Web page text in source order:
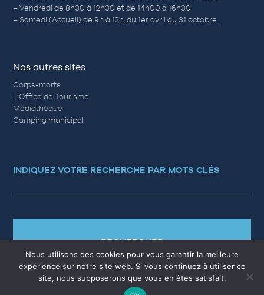
– Vendredi de 8h30 à 12h30 et de 14h00 à 16h30
– Samedi (Accueil) de 9h à 12h, du 1er avril au 31 octobre.
Nos autres sites
Corps-morts
L’Office de Tourisme
Médiathèque
Camping municipal
INDIQUEZ VOTRE RECHERCHE PAR MOTS CLÉS
RECHERCHER
Nous utilisons des cookies pour vous garantir la meilleure
expérience sur notre site web. Si vous continuez à utiliser ce
site, nous supposerons que vous en êtes satisfait.